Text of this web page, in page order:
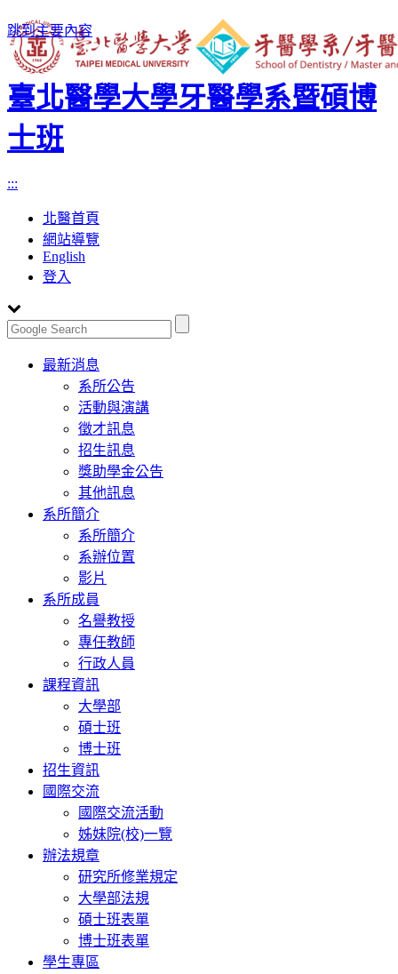
跳到主要內容
臺北醫學大學牙醫學系暨碩博
士班
:::
北醫首頁
網站導覽
English
登入
Toggle
navigation
最新消息
系所公告
活動與演講
徵才訊息
招生訊息
獎助學金公告
其他訊息
系所簡介
系所簡介
系辦位置
影片
系所成員
名譽教授
專任教師
行政人員
課程資訊
大學部
碩士班
博士班
招生資訊
國際交流
國際交流活動
姊妹院(校)一覽
辦法規章
研究所修業規定
大學部法規
碩士班表單
博士班表單
學生專區